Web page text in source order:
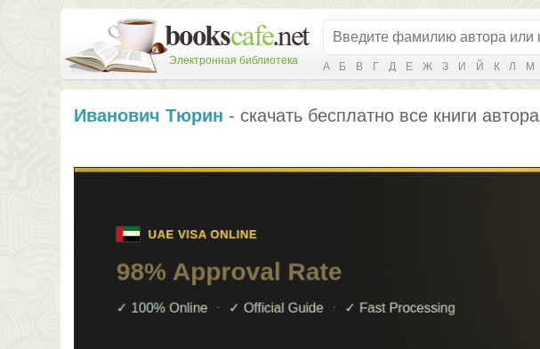
Электронная библиотека А Б В Г Д Е Ж З И Й К Л М
Иванович Тюрин - скачать бесплатно все книги автора